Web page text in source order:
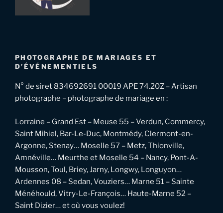
PHOTOGRAPHE DE MARIAGES ET
D’ÉVÉNEMENTIELS
N° de siret 834692691 00019 APE 74.20Z – Artisan
photographe – photographe de mariage en :
Lorraine – Grand Est – Meuse 55 – Verdun, Commercy,
Saint Mihiel, Bar-Le-Duc, Montmédy, Clermont-en-
Argonne, Stenay… Moselle 57 – Metz, Thionville,
Amnéville… Meurthe et Moselle 54 – Nancy, Pont-A-
Mousson, Toul, Briey, Jarny, Longwy, Longuyon…
Ardennes 08 – Sedan, Vouziers… Marne 51 – Sainte
Ménéhould, Vitry-Le-François… Haute-Marne 52 –
Saint Dizier… et où vous voulez!